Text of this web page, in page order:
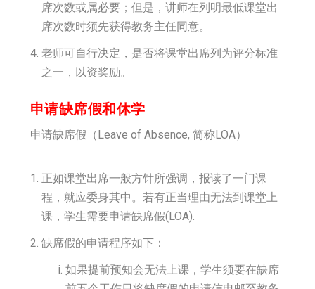
席次数或属必要；但是，讲师在列明最低课堂出
席次数时须先获得教务主任同意。
老师可自行决定，是否将课堂出席列为评分标准
之一，以资奖励。
申请缺席假和休学
申请缺席假（Leave of Absence, 简称LOA）
正如课堂出席一般方针所强调，报读了一门课
程，就应委身其中。若有正当理由无法到课堂上
课，学生需要申请缺席假(LOA).
缺席假的申请程序如下：
如果提前预知会无法上课，学生须要在缺席